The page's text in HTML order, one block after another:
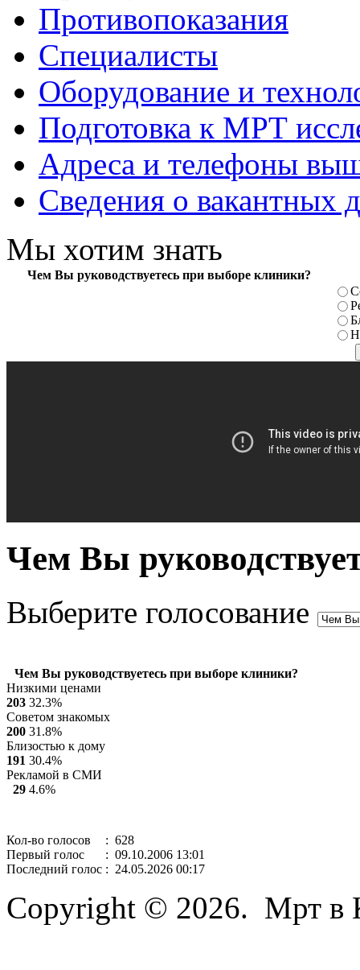
Противопоказания
Специалисты
Оборудование и
Подготовка к МРТ
Адреса и телефоны
Сведения о вакантных
Мы хотим знать
Чем Вы руководствуетесь при выборе клиники?
Чем Вы
Выберите голосование
Чем Вы руководствуетесь при выборе клиники?
Низкими ценами
203 32.3%
Советом знакомых
200 31.8%
Близостью к дому
191 30.4%
Рекламой в СМИ
29 4.6%
Кол-во голосов
: 628
Первый голос
: 09.10.2006 13:01
Последний голос : 24.05.2026 00:17
Copyright © 2026. Мрт в